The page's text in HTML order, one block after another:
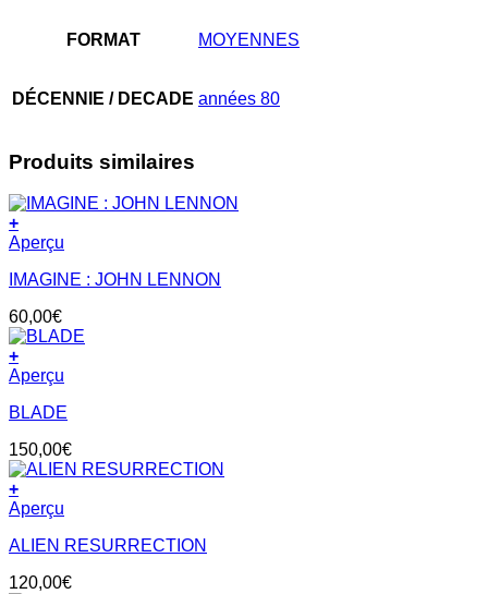
FORMAT MOYENNES
DÉCENNIE / DECADE années 80
Produits similaires
+
Aperçu
IMAGINE : JOHN LENNON
60,00€
+
Aperçu
BLADE
150,00€
+
Aperçu
ALIEN RESURRECTION
120,00€